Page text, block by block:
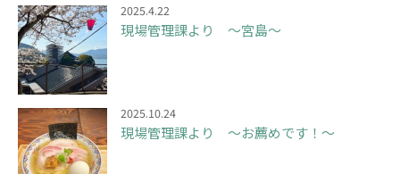
2025.4.22
現場管理課より ～宮島～
2025.10.24
現場管理課より ～お薦めです！～